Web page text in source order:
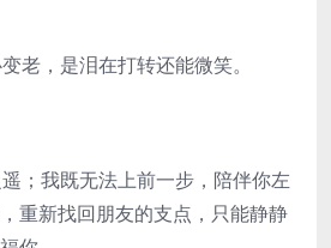
老，是泪在打转还能微笑。
；我既无法上前一步，陪伴你左
重新找回朋友的支点，只能静静